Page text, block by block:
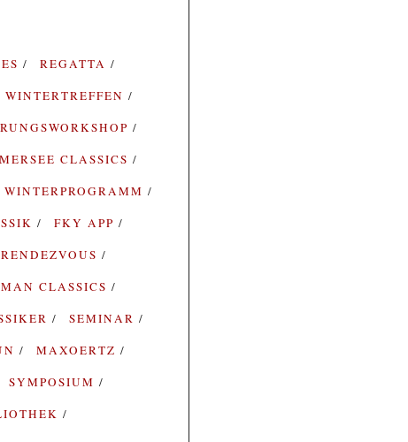
REGATTA
WINTERTREFFEN
CLASSICS
WINTERPROGRAMM
FKY APP
RENDEZVOUS
CLASSICS
SEMINAR
MAXOERTZ
SYMPOSIUM